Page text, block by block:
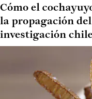
Cómo el
la propagación
investigación